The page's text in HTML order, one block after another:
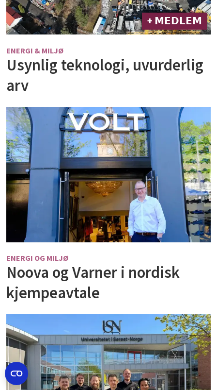
+ 𝗠𝗘𝗗𝗟𝗘𝗠
ENERGI & MILJØ
Usynlig teknologi, uvurderlig
arv
ENERGI OG MILJØ
Noova og Varner i nordisk
kjempeavtale